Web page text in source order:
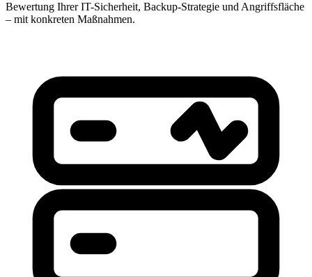
Bewertung Ihrer IT-Sicherheit, Backup-Strategie und Angriffsfläche
– mit konkreten Maßnahmen.